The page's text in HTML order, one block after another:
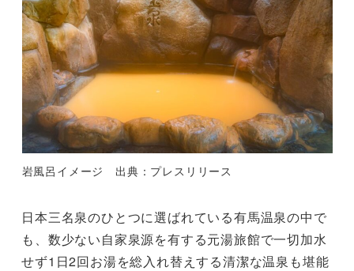
岩風呂イメージ 出典：プレスリリース
日本三名泉のひとつに選ばれている有馬温泉の中で
も、数少ない自家泉源を有する元湯旅館で一切加水
せず1日2回お湯を総入れ替えする清潔な温泉も堪能